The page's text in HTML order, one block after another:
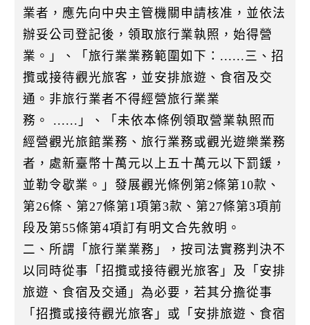
業者，應先向中央主管機關申請核准，並依法
辦妥公司登記後，領取旅行業執照，始得營
業。」、「旅行業業務範圍如下：......三、招
攬或接待觀光旅客，並安排旅遊、食宿及交
通。非旅行業者不得經營旅行業業
務。 ......」、「未依本條例領取營業執照而
經營觀光旅館業務、旅行業務或觀光遊樂業務
者，處新臺幣十萬元以上五十萬元以下罰鍰，
並勒令歇業。」發展觀光條例第2條第10款、
第26條、第27條第1項第3款、第27條第3項前
段及第55條第4項訂有明文合先敘明。
二、所謂「旅行業業務」，按司法實務判決不
以同時從事「招攬或接待觀光旅客」及「安排
旅遊、食宿及交通」為必要，若其分擔從事
「招攬或接待觀光旅客」或「安排旅遊、食宿